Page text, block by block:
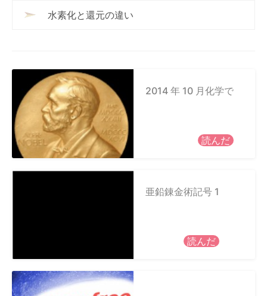
水素化と還元の違い
2014 年 10 月化学で
読んだ
亜鉛錬金術記号 1
読んだ